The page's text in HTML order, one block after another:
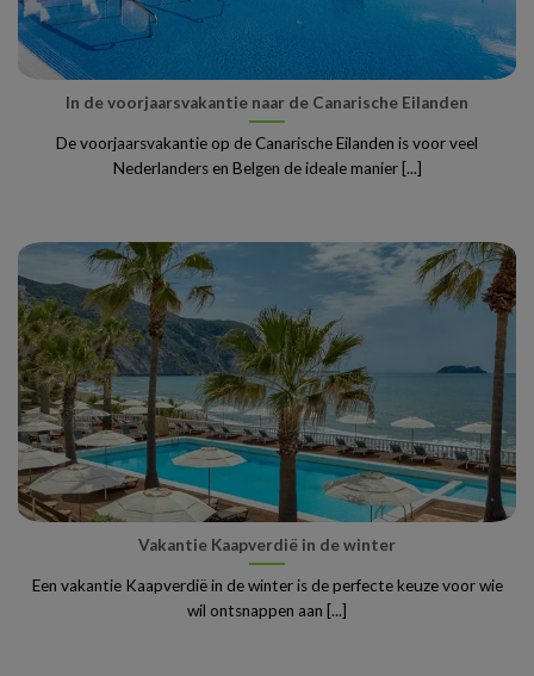
In de voorjaarsvakantie naar de Canarische Eilanden
De voorjaarsvakantie op de Canarische Eilanden is voor veel
Nederlanders en Belgen de ideale manier [...]
Vakantie Kaapverdië in de winter
Een vakantie Kaapverdië in de winter is de perfecte keuze voor wie
wil ontsnappen aan [...]